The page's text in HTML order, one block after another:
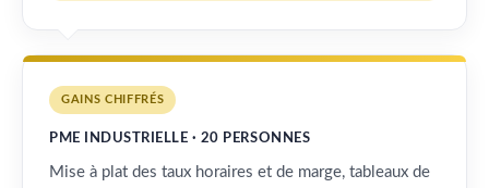
GAINS CHIFFRÉS
PME INDUSTRIELLE · 20 PERSONNES
Mise à plat des taux horaires et de marge, tableaux de